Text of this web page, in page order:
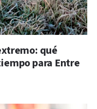
qué
para Entre